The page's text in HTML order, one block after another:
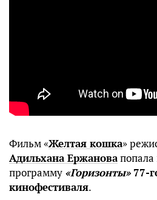
Фильм «Желтая кошка»
Адильхана Ержановапопала
программу «Горизонты» 77-
кинофестиваля.